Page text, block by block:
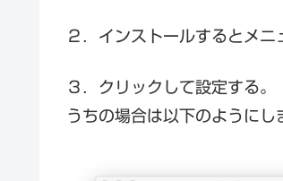
２．インストールするとメニ
３．クリックして設定する。
うちの場合は以下のようにし